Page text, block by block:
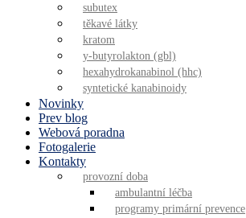
subutex
těkavé látky
kratom
y-butyrolakton (gbl)
hexahydrokanabinol (hhc)
syntetické kanabinoidy
Novinky
Prev blog
Webová poradna
Fotogalerie
Kontakty
provozní doba
ambulantní léčba
programy primární prevence